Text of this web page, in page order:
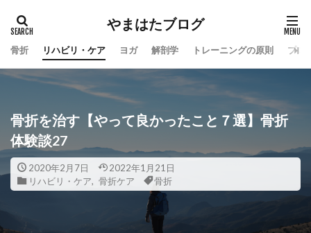
やまはたブログ
骨折 リハビリ・ケア ヨガ 解剖学 トレーニングの原則 プロ
骨折を治す【やって良かったこと７選】骨折
体験談27
2020年2月7日
2022年1月21日
リハビリ・ケア
骨折ケア 骨折
カテゴリー
手術後 ヨガのポーズ ヨガ
筋トレ
広背筋
傷跡ケア
歪み改善
腰痛改善
骨折完治後のケア
ヒラメ筋
足の骨折
捻挫